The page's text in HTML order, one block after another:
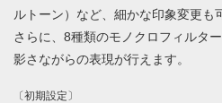
ルトーン）など、細かな印象変更も
さらに、8種類のモノクロフィルタ
影さながらの表現が行えます。
〔初期設定〕